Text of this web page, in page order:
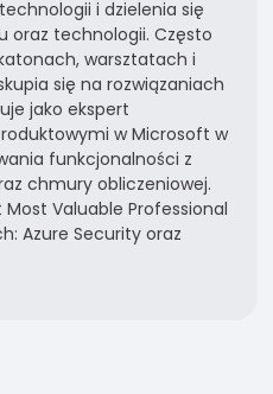
i dzielenia się
oraz technologii. Często
warsztatach i
się na rozwiązaniach
jako ekspert
w Microsoft w
funkcjonalności z
chmury obliczeniowej.
Valuable Professional
Azure Security oraz